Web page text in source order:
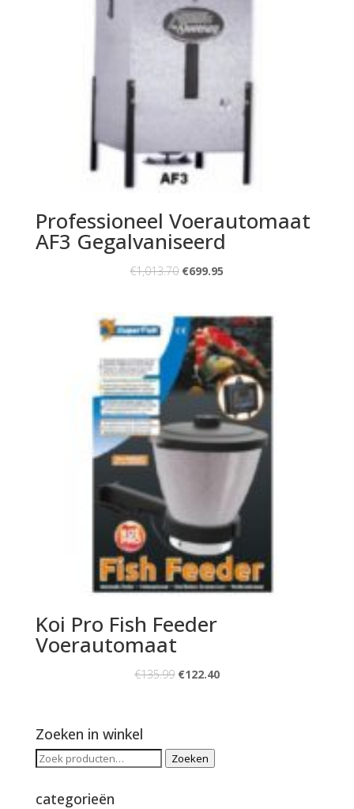
Professioneel Voerautomaat
AF3 Gegalvaniseerd
€1,013.70 €699.95
Koi Pro Fish Feeder
Voerautomaat
€135.99 €122.40
Zoeken in winkel
Zoeken
Zoeken
categorieën